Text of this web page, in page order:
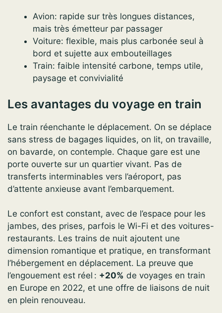
Avion: rapide sur très longues distances,
mais très émetteur par passager
Voiture: flexible, mais plus carbonée seul à
bord et sujette aux embouteillages
Train: faible intensité carbone, temps utile,
paysage et convivialité
Les avantages du voyage en train
Le train réenchante le déplacement. On se déplace
sans stress de bagages liquides, on lit, on travaille,
on bavarde, on contemple. Chaque gare est une
porte ouverte sur un quartier vivant. Pas de
transferts interminables vers l’aéroport, pas
d’attente anxieuse avant l’embarquement.
Le confort est constant, avec de l’espace pour les
jambes, des prises, parfois le Wi-Fi et des voitures-
restaurants. Les trains de nuit ajoutent une
dimension romantique et pratique, en transformant
l’hébergement en déplacement. La preuve que
l’engouement est réel : +20% de voyages en train
en Europe en 2022, et une offre de liaisons de nuit
en plein renouveau.